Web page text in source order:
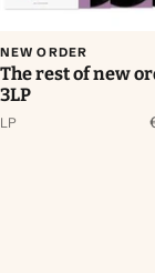
NEW ORDER
The rest of new
3LP
LP